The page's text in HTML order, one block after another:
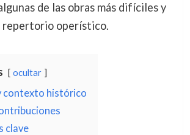
de las obras más difíciles y
repertorio operístico.
ocultar
contexto histórico
clave